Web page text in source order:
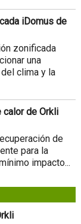
iDomus de
zonificada
una
clima y la
calor de Orkli
de
para la
impacto...